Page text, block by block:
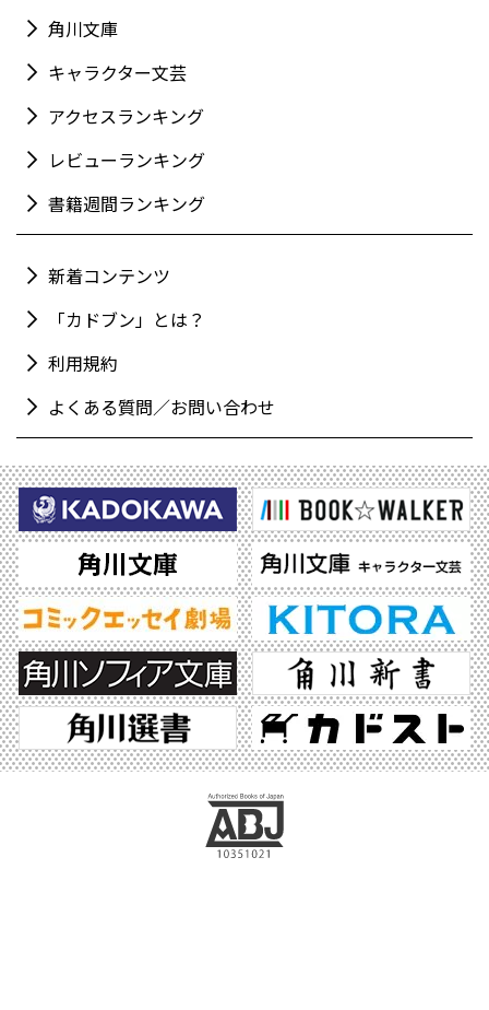
角川文庫
キャラクター文芸
アクセスランキング
レビューランキング
書籍週間ランキング
新着コンテンツ
「カドブン」とは？
利用規約
よくある質問／お問い合わせ